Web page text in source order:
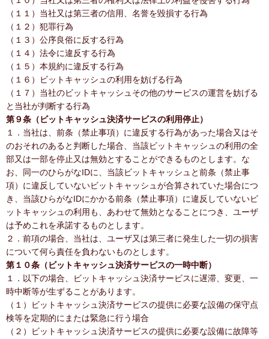
（１１）当社又は第三者の信用、名誉を毀損する行為
（１２）犯罪行為
（１３）公序良俗に反する行為
（１４）法令に違反する行為
（１５）本規約に違反する行為
（１６）ビットキャッシュの利用を妨げる行為
（１７）当社のビットキャッシュその他のサービスの運営を妨げる
と当社が判断する行為
第９条（ビットキャッシュ決済サービスの利用停止）
１．当社は、前条（禁止事項）に違反する行為があった場合又はそ
のおそれのあると判断した場合、当該ビットキャッシュの利用の全
部又は一部を停止又は無効とすることができるものとします。な
お、同一のひらがなIDに、当該ビットキャッシュと前条（禁止事
項）に違反していないビットキャッシュが合算されていた場合につ
き、当該ひらがなIDにかかる前条（禁止事項）に違反していないビ
ットキャッシュの利用も、あわせて無効となることにつき、ユーザ
は予めこれを承諾するものとします。
２．前項の場合、当社は、ユーザ又は第三者に発生した一切の損害
について何ら責任を負わないものとします。
第１０条（ビットキャッシュ決済サービスの一時中断）
１．以下の場合、ビットキャッシュ決済サービスに遅滞、変更、一
時中断等が生ずることがあります。
（１）ビットキャッシュ決済サービスの提供に必要な設備の保守点
検等を定期的にまたは緊急に行う場合
（２）ビットキャッシュ決済サービスの提供に必要な設備に故障等